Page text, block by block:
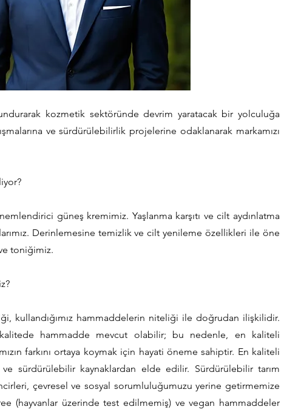
kozmetik sektöründe devrim yaratacak bir yolculuğa
ve sürdürülebilirlik projelerine odaklanarak markamızı
güneş kremimiz. Yaşlanma karşıtı ve cilt aydınlatma
Derinlemesine temizlik ve cilt yenileme özellikleri ile öne
toniğimiz.
kullandığımız hammaddelerin niteliği ile doğrudan ilişkilidir.
hammadde mevcut olabilir; bu nedenle, en kaliteli
farkını ortaya koymak için hayati öneme sahiptir. En kaliteli
sürdürülebilir kaynaklardan elde edilir. Sürdürülebilir tarım
çevresel ve sosyal sorumluluğumuzu yerine getirmemize
(hayvanlar üzerinde test edilmemiş) ve vegan hammaddeler